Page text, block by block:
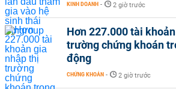
KINH DOANH - 2 giờ trước
Hơn 227.000 tài
trường chứng khoán
động
CHỨNG KHOÁN - 2 giờ trước